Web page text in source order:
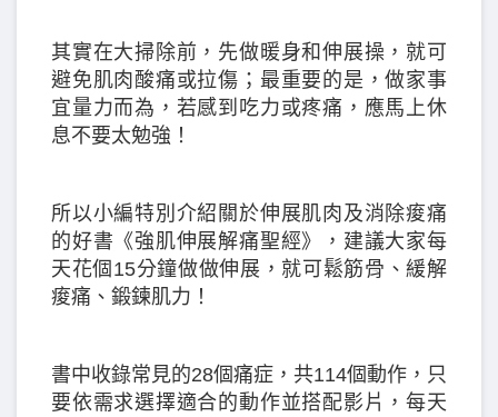
其實在大掃除前，先做暖身和伸展操，就可
避免肌肉酸痛或拉傷；最重要的是，做家事
宜量力而為，若感到吃力或疼痛，應馬上休
息不要太勉強！
所以小編特別介紹關於伸展肌肉及消除痠痛
的好書《強肌伸展解痛聖經》，建議大家每
天花個15分鐘做做伸展，就可鬆筋骨、緩解
痠痛、鍛鍊肌力！
書中收錄常見的28個痛症，共114個動作，只
要依需求選擇適合的動作並搭配影片，每天